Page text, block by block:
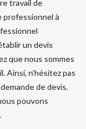
travail de
professionnel à
un devis
que nous sommes
Ainsi, n’hésitez pas
de devis.
pouvons